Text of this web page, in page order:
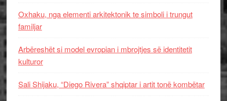
Oxhaku, nga elementi arkitektonik te simboli i trungut
familjar
Arbëreshët si model evropian i mbrojtjes së identitetit
kulturor
Sali Shijaku, “Diego Rivera” shqiptar i artit tonë kombëtar